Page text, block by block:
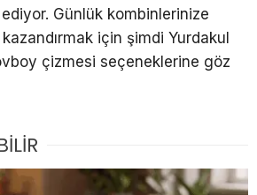
Günlük kombinlerinize
için şimdi Yurdakul
çizmesi seçeneklerine göz